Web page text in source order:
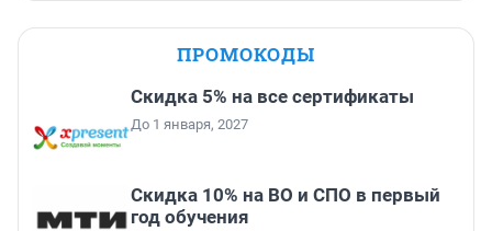
ПРОМОКОДЫ
Скидка 5% на все сертификаты
До 1 января, 2027
Скидка 10% на ВО и СПО в первый
год обучения